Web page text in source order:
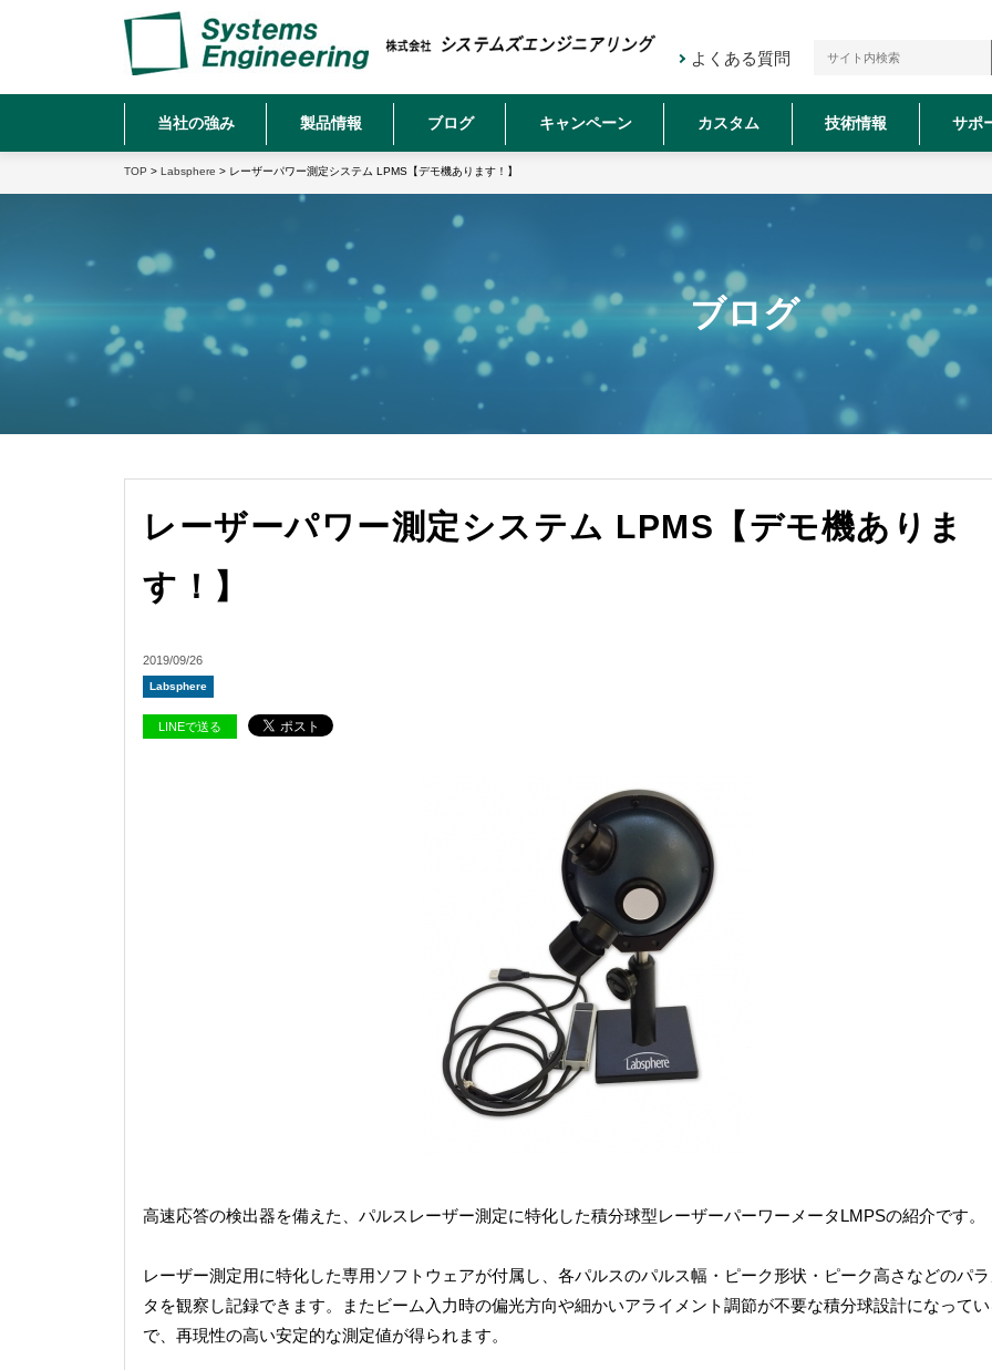
よくある質問
当社の強み 製品情報 ブログ キャンペーン カスタム 技術情報 サポ
TOP > Labsphere > レーザーパワー測定システム LPMS【デモ機あります！】
ブログ
レーザーパワー測定システム LPMS【デモ機ありま
す！】
2019/09/26
Labsphere
LINEで送る
高速応答の検出器を備えた、パルスレーザー測定に特化した積分球型レーザーパーワーメータLMPSの紹介です。
レーザー測定用に特化した専用ソフトウェアが付属し、各パルスのパルス幅・ピーク形状・ピーク高さなどのパ
タを観察し記録できます。またビーム入力時の偏光方向や細かいアライメント調節が不要な積分球設計になって
で、再現性の高い安定的な測定値が得られます。